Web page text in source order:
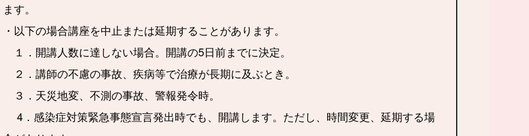
ます。
・以下の場合講座を中止または延期することがあります。
１．開講人数に達しない場合。開講の5日前までに決定。
２．講師の不慮の事故、疾病等で治療が長期に及ぶとき。
３．天災地変、不測の事故、警報発令時。
4．感染症対策緊急事態宣言発出時でも、開講します。ただし、時間変更、延期する場